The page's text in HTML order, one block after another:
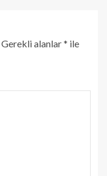
Gerekli alanlar* ile